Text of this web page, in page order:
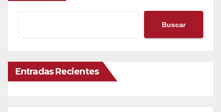
Buscar
Entradas Recientes